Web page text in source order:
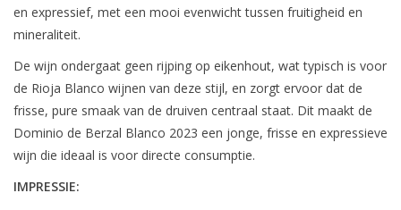
en expressief, met een mooi evenwicht tussen fruitigheid en
mineraliteit.
De wijn ondergaat geen rijping op eikenhout, wat typisch is voor
de Rioja Blanco wijnen van deze stijl, en zorgt ervoor dat de
frisse, pure smaak van de druiven centraal staat. Dit maakt de
Dominio de Berzal Blanco 2023 een jonge, frisse en expressieve
wijn die ideaal is voor directe consumptie.
IMPRESSIE: